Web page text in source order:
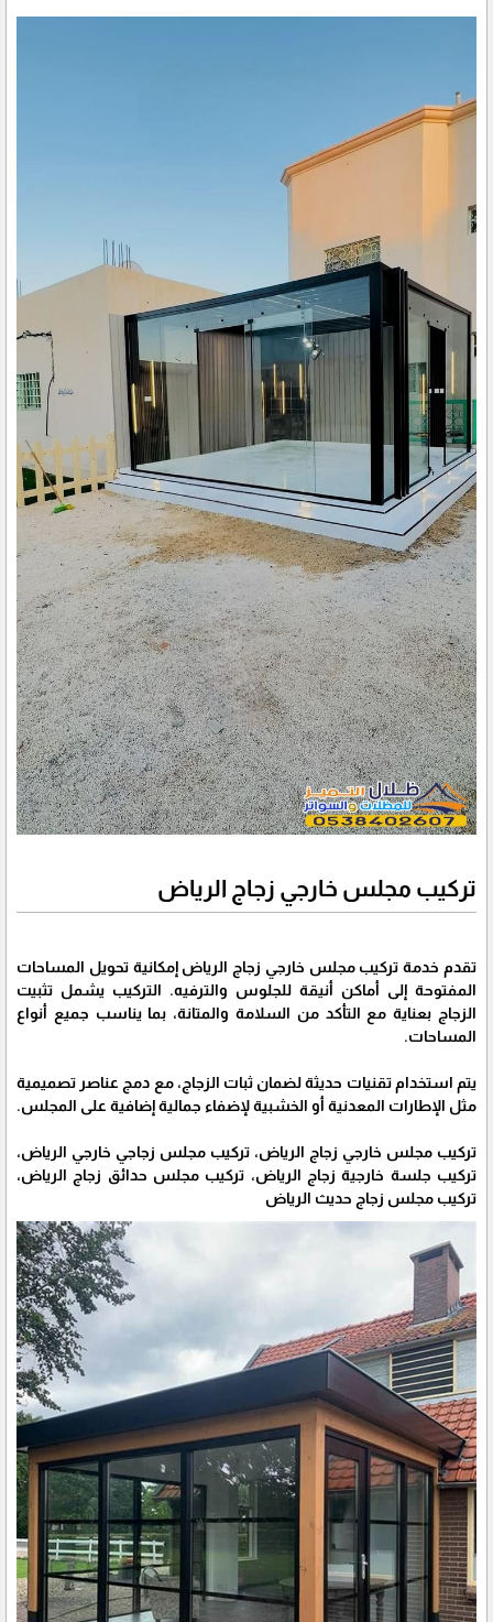
تركيب مجلس خارجي زجاج الرياض
تقدم خدمة تركيب مجلس خارجي زجاج الرياض إمكانية تحويل المساحات
المفتوحة إلى أماكن أنيقة للجلوس والترفيه. التركيب يشمل تثبيت
الزجاج بعناية مع التأكد من السلامة والمتانة، بما يناسب جميع أنواع
المساحات.
يتم استخدام تقنيات حديثة لضمان ثبات الزجاج، مع دمج عناصر تصميمية
مثل الإطارات المعدنية أو الخشبية لإضفاء جمالية إضافية على المجلس.
تركيب مجلس خارجي زجاج الرياض، تركيب مجلس زجاجي خارجي الرياض،
تركيب جلسة خارجية زجاج الرياض، تركيب مجلس حدائق زجاج الرياض،
تركيب مجلس زجاج حديث الرياض